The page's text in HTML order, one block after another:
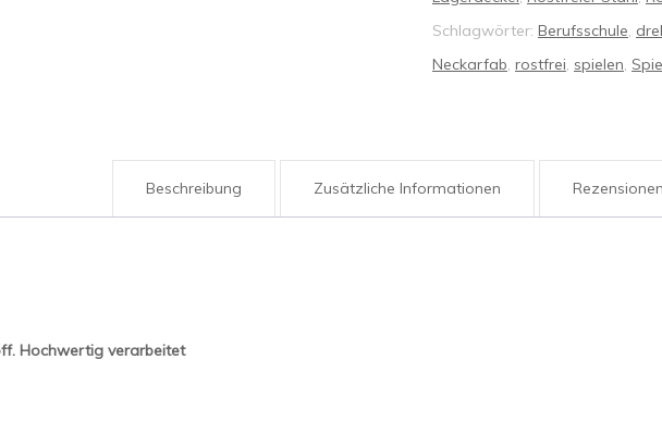
Schlagwörter: Berufsschule,
Neckarfab, rostfrei, spielen,
Beschreibung Zusätzliche Informationen
Hochwertig verarbeitet